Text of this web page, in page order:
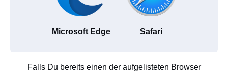
Microsoft Edge Safari
Falls Du bereits einen der aufgelisteten Browser